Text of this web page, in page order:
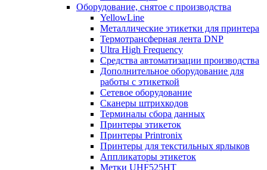
Оборудование, снятое с производства
YellowLine
Металлические этикетки для принтера
Термотрансферная лента DNP
Ultra High Frequency
Средства автоматизации производства
Дополнительное оборудование для
работы с этикеткой
Сетевое оборудование
Сканеры штрихкодов
Терминалы сбора данных
Принтеры этикеток
Принтеры Printronix
Принтеры для текстильных ярлыков
Аппликаторы этикеток
Метки UHF525HT